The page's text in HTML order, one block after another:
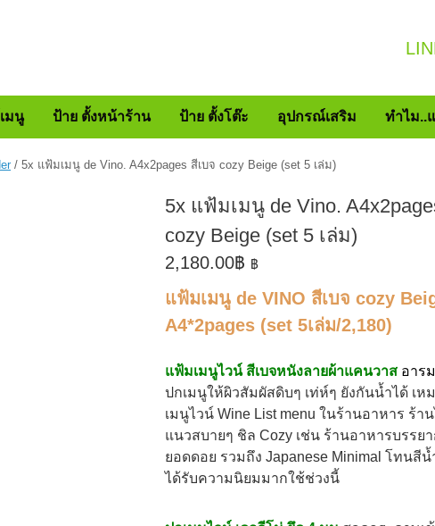
มนู ป้าย ตั้งหน้าร้าน ป้าย ตั้งโต๊ะ อุปกรณ์เสริม ทำไม..
/ 5x แฟ้มเมนู de Vino. A4x2pages สีเบจ cozy Beige (set 5 เล่ม)
5x แฟ้มเมนู de Vino.
cozy Beige (set 5 เล่ม)
2,180.00฿ ฿
แฟ้มเมนู de VINO สีเบจ cozy
A4*2pages (set 5เล่ม/2,180)
แฟ้มเมนูไวน์ สีเบจหนังลายผ้าแคนวาส อาร
ปกเมนูให้ผิวสัมผัสดิบๆ เท่ห์ๆ ยังกันน้ำได้ เห
เมนูไวน์ Wine List menu ในร้านอาหาร ร้า
แนวสบายๆ ชิล Cozy เช่น ร้านอาหารบรรย
ยอดดอย รวมถึง Japanese Minimal โทนสี
ได้รับความนิยมมากใช้ช่วงนี้